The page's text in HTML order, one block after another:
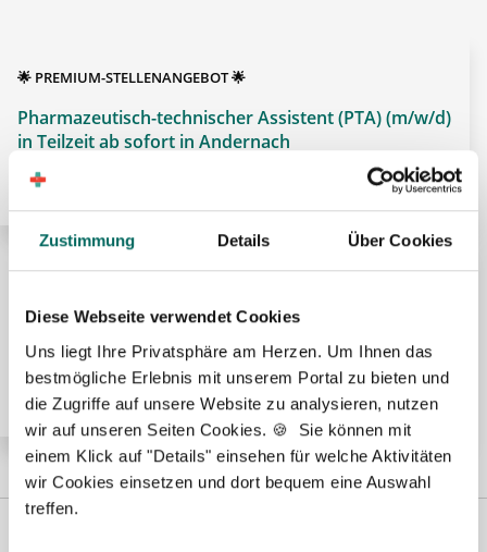
Zustimmung Details Über Cookies
Diese Webseite verwendet Cookies
Uns liegt Ihre Privatsphäre am Herzen. Um Ihnen das
bestmögliche Erlebnis mit unserem Portal zu bieten und
die Zugriffe auf unsere Website zu analysieren, nutzen
wir auf unseren Seiten Cookies. 🍪 Sie können mit
einem Klick auf "Details" einsehen für welche Aktivitäten
wir Cookies einsetzen und dort bequem eine Auswahl
treffen.
🌟 PREMIUM-STELLENANGEBOT 🌟
Pharmazeutisch-technischer Assistent (PTA) (m/w/d)
in Teilzeit ab sofort in Andernach
Pharmazeutisch-technischer Assistent (PTA) (m/w/d)
in Voll- oder Teilzeit ab sofort in Linz